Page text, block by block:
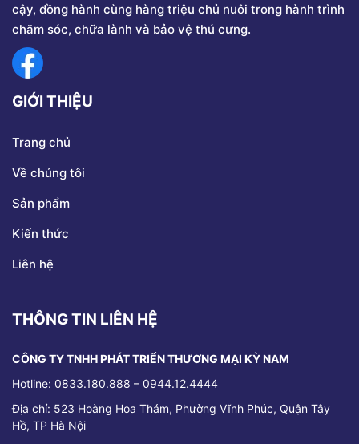
cậy, đồng hành cùng hàng triệu chủ nuôi trong hành trình
chăm sóc, chữa lành và bảo vệ thú cưng.
GIỚI THIỆU
Trang chủ
Về chúng tôi
Sản phẩm
Kiến thức
Liên hệ
THÔNG TIN LIÊN HỆ
CÔNG TY TNHH PHÁT TRIỂN THƯƠNG MẠI KỲ NAM
Hotline: 0833.180.888 – 0944.12.4444
Địa chỉ: 523 Hoàng Hoa Thám, Phường Vĩnh Phúc, Quận Tây
Hồ, TP Hà Nội